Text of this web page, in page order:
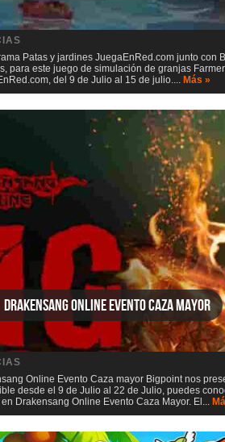
Patas y jardines JuegaEnRed.com junto con
para este juego de simulación de granjas
del 9 de Julio al 15 de julio.... Más »
Drakensang Online Evento Caza mayor
Online Evento Caza mayor Bigpoint nos
desde el 9 de Julio al 22 de Julio, puedes
Drakensang Online Evento Caza Mayor. El...